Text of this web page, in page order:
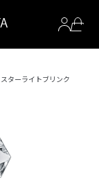
ターライトブリンク